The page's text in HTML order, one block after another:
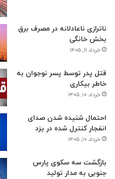
ناترازی ناعادلانه در مصرف برق
بخش خانگی
خرداد ۱۱, ۱۴۰۵
قتل پدر توسط پسر نوجوان به
خاطر بیکاری
خرداد ۱۰, ۱۴۰۵
احتمال شنیده شدن صدای
انفجار کنترل شده در یزد
خرداد ۱۰, ۱۴۰۵
بازگشت سه سکوی پارس
جنوبی به مدار تولید